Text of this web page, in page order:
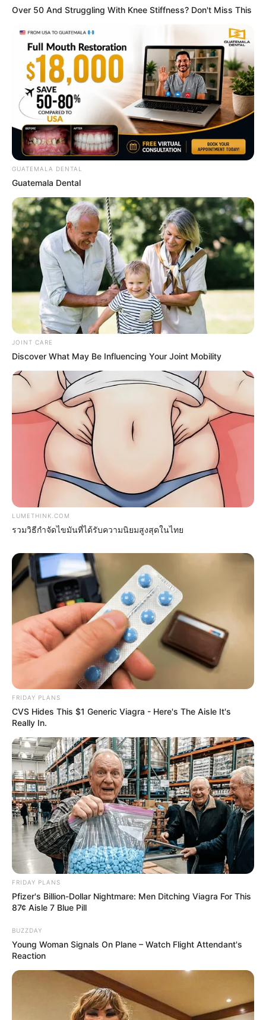
How They Made Little Simba Look So Lifelike in
'The Lion King'
BRAINBERRIES
Have You Seen Her GRWM? She Inspires Millions
BRAINBERRIES
8 Movies Based On Real Stories That Give Us
Shivers
BRAINBERRIES
ER Doctor: "I Threw Out My Viagra After What I
Found On CVS Aisle 7"
FRIDAY PLANS
Pfizer's Worst Nightmare: Men Canceling $80
Prescriptions For This 87¢ Blue Pill Hack
Over 50 And Struggling With Knee Stiffness? Don't Miss This
GUATEMALA DENTAL
Guatemala Dental
JOINT CARE
Discover What May Be Influencing Your Joint Mobility
LUMETHINK.COM
รวมวิธีกำจัดไขมันที่ได้รับความนิยมสูงสุดในไทย
FRIDAY PLANS
CVS Hides This $1 Generic Viagra - Here's The Aisle It's
Really In.
FRIDAY PLANS
Pfizer's Billion-Dollar Nightmare: Men Ditching Viagra For This
87¢ Aisle 7 Blue Pill
BUZZDAY
Young Woman Signals On Plane – Watch Flight Attendant's
Reaction